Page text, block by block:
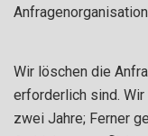
Wir löschen die
erforderlich sind.
zwei Jahre; Ferner